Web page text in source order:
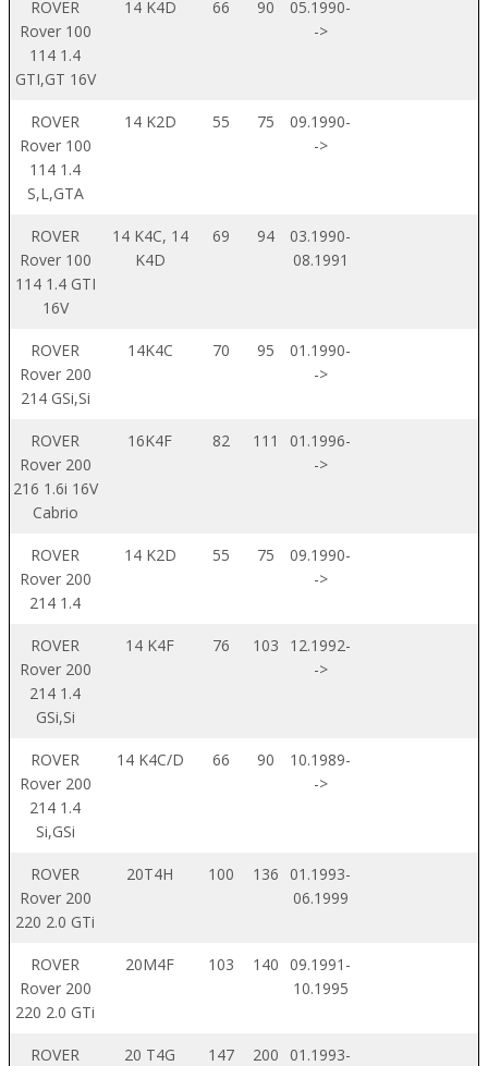
ROVER
Rover 100
114 1.4
GTI,GT 16V
14 K4D 66 90
05.1990-
->
ROVER
Rover 100
114 1.4
S,L,GTA
14 K2D 55 75
09.1990-
->
ROVER
Rover 100
114 1.4 GTI
16V
14 K4C, 14
K4D
69 94
03.1990-
08.1991
ROVER
Rover 200
214 GSi,Si
14K4C 70 95
01.1990-
->
ROVER
Rover 200
216 1.6i 16V
Cabrio
16K4F 82 111
01.1996-
->
ROVER
Rover 200
214 1.4
14 K2D 55 75
09.1990-
->
ROVER
Rover 200
214 1.4
GSi,Si
14 K4F 76 103
12.1992-
->
ROVER
Rover 200
214 1.4
Si,GSi
14 K4C/D 66 90
10.1989-
->
ROVER
Rover 200
220 2.0 GTi
20T4H 100 136
01.1993-
06.1999
ROVER
Rover 200
220 2.0 GTi
20M4F 103 140 09.1991-
10.1995
ROVER
20 T4G 147 200
01.1993-